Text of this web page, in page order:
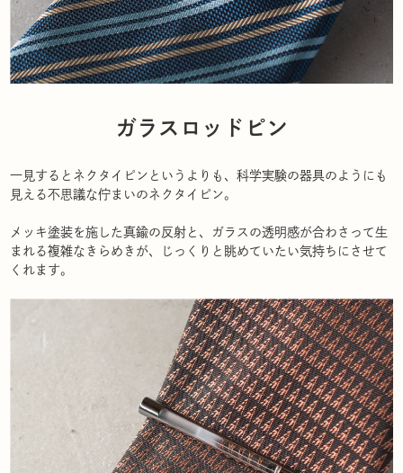
ガラスロッドピン
一見するとネクタイピンというよりも、科学実験の器具のようにも
見える不思議な佇まいのネクタイピン。
メッキ塗装を施した真鍮の反射と、ガラスの透明感が合わさって生
まれる複雑なきらめきが、じっくりと眺めていたい気持ちにさせて
くれます。